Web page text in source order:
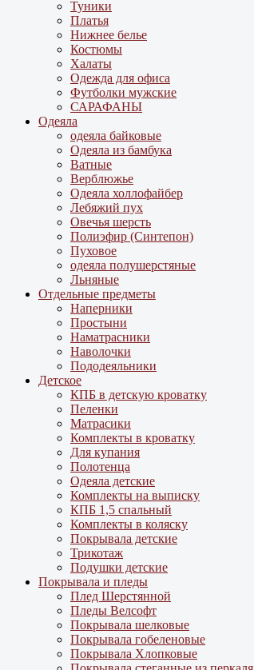
Туники
Платья
Нижнее белье
Костюмы
Халаты
Одежда для офиса
Футболки мужские
САРАФАНЫ
Одеяла
одеяла байковые
Одеяла из бамбука
Ватные
Верблюжье
Одеяла холлофайбер
Лебяжий пух
Овечья шерсть
Полиэфир (Синтепон)
Пуховое
одеяла полушерстяные
Льняные
Отдельные предметы
Наперники
Простыни
Наматрасники
Наволочки
Пододеяльники
Детское
КПБ в детскую кроватку
Пеленки
Матрасики
Комплекты в кроватку
Для купания
Полотенца
Одеяла детские
Комплекты на выписку
КПБ 1,5 спальный
Комплекты в коляску
Покрывала детские
Трикотаж
Подушки детские
Покрывала и пледы
Плед Шерстянной
Пледы Велсофт
Покрывала шелковые
Покрывала гобеленовые
Покрывала Хлопковые